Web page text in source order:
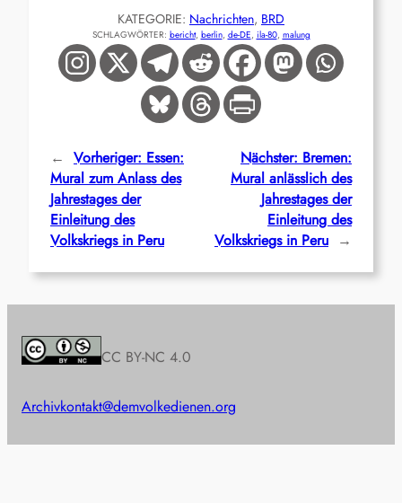
KATEGORIE: Nachrichten, BRD
SCHLAGWÖRTER: bericht, berlin, de-DE, ila-80, malung
← Vorheriger: Essen:
Mural zum Anlass des
Jahrestages der
Einleitung des
Volkskriegs in Peru
Nächster: Bremen:
Mural anlässlich des
Jahrestages der
Einleitung des
Volkskriegs in Peru →
CC BY-NC 4.0
Archivkontakt@demvolkedienen.org